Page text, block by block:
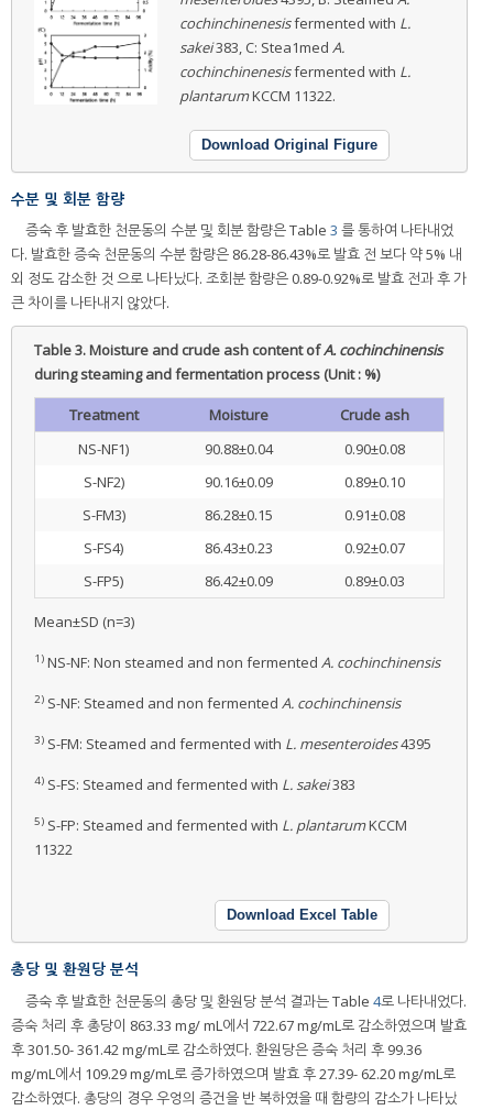
cochinchinenesisfermented with L.
sakei383, C: Stea1med A.
cochinchinenesisfermented with L.
plantarumKCCM 11322.
Download Original Figure
수분 및 회분 함량
증숙 후 발효한 천문동의 수분 및 회분 함량은 Table 3 를 통하여 나타내었
다. 발효한 증숙 천문동의 수분 함량은 86.28-86.43%로 발효 전 보다 약 5% 내
외 정도 감소한 것 으로 나타났다. 조회분 함량은 0.89-0.92%로 발효 전과 후 가
큰 차이를 나타내지 않았다.
Table 3.Moisture and crude ash content ofA. cochinchinensis
during steaming and fermentation process (Unit : %)
Treatment Moisture
Crude ash
NS-NF1)
90.88±0.04
0.90±0.08
S-NF2)
90.16±0.09
0.89±0.10
S-FM3)
86.28±0.15
0.91±0.08
S-FS4)
86.43±0.23
0.92±0.07
S-FP5)
86.42±0.09 0.89±0.03
Mean±SD (n=3)
1) NS-NF: Non steamed and non fermented A. cochinchinensis
2) S-NF: Steamed and non fermented A. cochinchinensis
3) S-FM: Steamed and fermented with L. mesenteroides4395
4) S-FS: Steamed and fermented with L. sakei383
5) S-FP: Steamed and fermented with L. plantarumKCCM
11322
Download Excel Table
총당 및 환원당 분석
증숙 후 발효한 천문동의 총당 및 환원당 분석 결과는 Table 4로 나타내었다.
증숙 처리 후 총당이 863.33 mg/ mL에서 722.67 mg/mL로 감소하였으며 발효
후 301.50- 361.42 mg/mL로 감소하였다. 환원당은 증숙 처리 후 99.36
mg/mL에서 109.29 mg/mL로 증가하였으며 발효 후 27.39- 62.20 mg/mL로
감소하였다. 총당의 경우 우엉의 증건을 반 복하였을 때 함량의 감소가 나타났